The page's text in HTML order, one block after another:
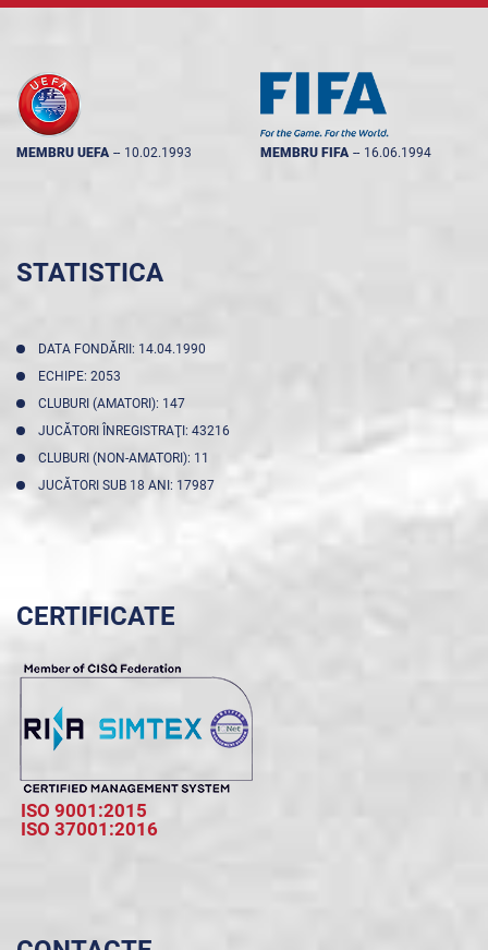
MEMBRU UEFA -- 10.02.1993 MEMBRU FIFA -- 16.06.1994
STATISTICA
DATA FONDĂRII: 14.04.1990
ECHIPE: 2053
CLUBURI (AMATORI): 147
JUCĂTORI ÎNREGISTRAŢI: 43216
CLUBURI (NON-AMATORI): 11
JUCĂTORI SUB 18 ANI: 17987
CERTIFICATE
ISO 9001:2015
ISO 37001:2016